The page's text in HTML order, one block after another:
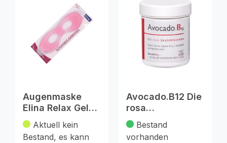
Augenmaske
Elina Relax Gel
24x7cm rosa
Aktuell kein
Bestand, es kann
Avocado.B12 Die
rosa
Gesichtscreme
100ml
Bestand
vorhanden